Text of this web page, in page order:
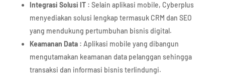
Integrasi Solusi IT : Selain aplikasi mobile, Cyberplus
menyediakan solusi lengkap termasuk CRM dan SEO
yang mendukung pertumbuhan bisnis digital.
Keamanan Data : Aplikasi mobile yang dibangun
mengutamakan keamanan data pelanggan sehingga
transaksi dan informasi bisnis terlindungi.